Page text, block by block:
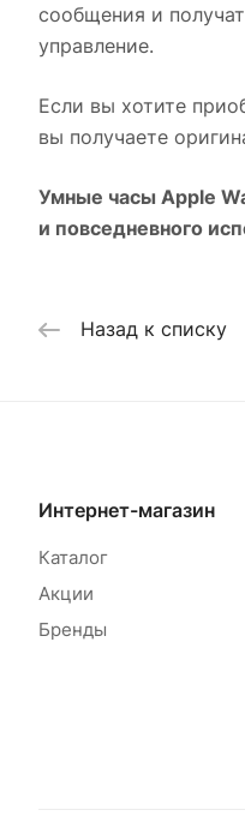
сообщения и
управление.
Если вы хотите
вы получаете
Умные часы Apple
и повседневного
Назад к списку
Интернет-магазин
Каталог
Акции
Бренды